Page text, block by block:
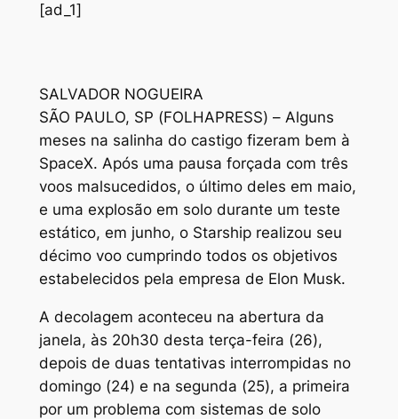
[ad_1]
SALVADOR NOGUEIRA
SÃO PAULO, SP (FOLHAPRESS) – Alguns
meses na salinha do castigo fizeram bem à
SpaceX. Após uma pausa forçada com três
voos malsucedidos, o último deles em maio,
e uma explosão em solo durante um teste
estático, em junho, o Starship realizou seu
décimo voo cumprindo todos os objetivos
estabelecidos pela empresa de Elon Musk.
A decolagem aconteceu na abertura da
janela, às 20h30 desta terça-feira (26),
depois de duas tentativas interrompidas no
domingo (24) e na segunda (25), a primeira
por um problema com sistemas de solo